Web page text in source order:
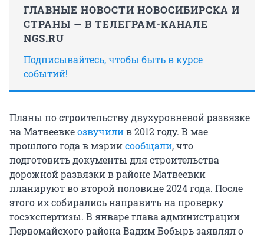
ГЛАВНЫЕ НОВОСТИ НОВОСИБИРСКА И
СТРАНЫ — В ТЕЛЕГРАМ-КАНАЛЕ
NGS.RU
Подписывайтесь, чтобы быть в курсе
событий!
Планы по строительству двухуровневой развязке
на Матвеевкеозвучилив 2012 году. В мае
прошлого года в мэриисообщали, что
подготовить документы для строительства
дорожной развязки в районе Матвеевки
планируют во второй половине 2024 года. После
этого их собирались направить на проверку
госэкспертизы. В январе глава администрации
Первомайского района Вадим Бобырь заявлял о